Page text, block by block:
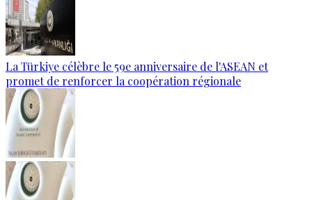
La Türkiye célèbre le 59e anniversaire de l'ASEAN et
promet de renforcer la coopération régionale